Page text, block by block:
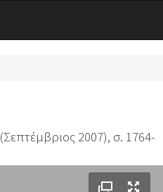
(Σεπτέμβριος 2007), σ. 1764-